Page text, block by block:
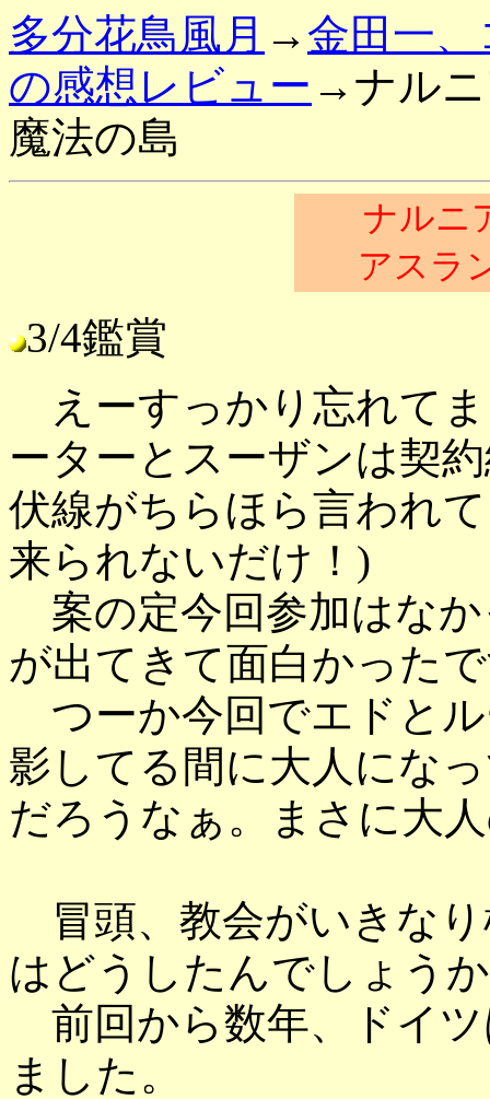
多分花鳥風月 → 金田一
の感想レビュー →ナルニ
魔法の島
ナルニ
アスラ
3/4鑑賞
えーすっかり忘れて
ーターとスーザンは契
伏線がちらほら言われ
来られないだけ！)
案の定今回参加はな
が出てきて面白かった
つーか今回でエドと
影してる間に大人にな
だろうなぁ。まさに大
冒頭、教会がいきな
はどうしたんでしょう
前回から数年、ドイ
ました。